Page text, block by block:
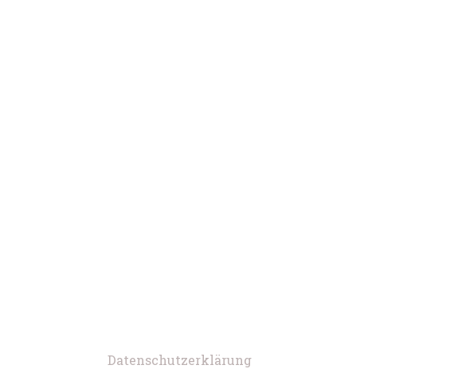
Datenschutzerklärung